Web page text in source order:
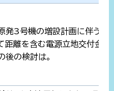
発3号機の増設計画に伴う関
距離を含む電源立地交付金
後の検討は。